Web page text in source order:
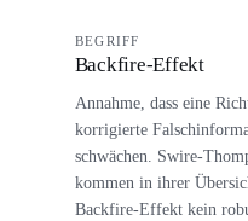
BEGRIFF
Backfire-Effekt
Annahme, dass eine
korrigierte
schwächen. Swire-
kommen in ihrer
Backfire-Effekt kein